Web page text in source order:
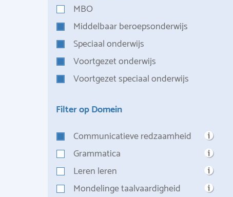
MBO
Middelbaar beroepsonderwijs
Speciaal onderwijs
Voortgezet onderwijs
Voortgezet speciaal onderwijs
Filter op Domein
Communicatieve redzaamheid
Grammatica
Leren leren
Mondelinge taalvaardigheid